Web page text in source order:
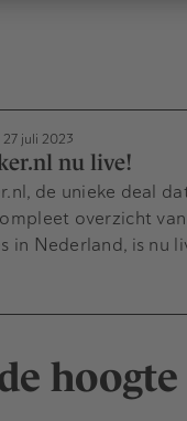
27 juli 2023
nu live!
de unieke deal
overzicht van
in Nederland, is nu